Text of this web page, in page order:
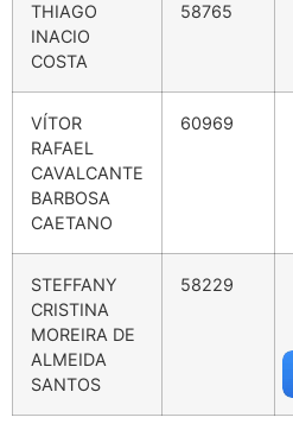
THIAGO
INACIO
COSTA
58765
VÍTOR
RAFAEL
CAVALCANTE
BARBOSA
CAETANO
60969
STEFFANY
CRISTINA
MOREIRA DE
ALMEIDA
SANTOS
58229